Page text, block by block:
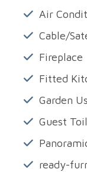
Air
Cable/
Fireplace
Fitted
Garden
Guest
ready-